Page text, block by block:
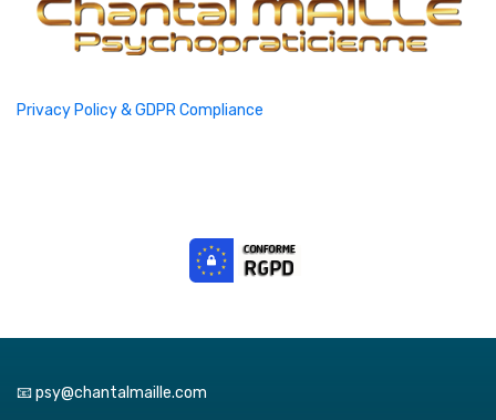
Privacy Policy & GDPR Compliance
📧 psy@chantalmaille.com